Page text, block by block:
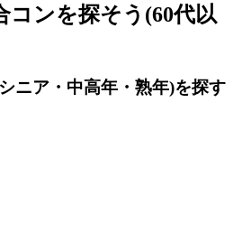
コンを探そう(60代以
ニア・中高年・熟年)を探す